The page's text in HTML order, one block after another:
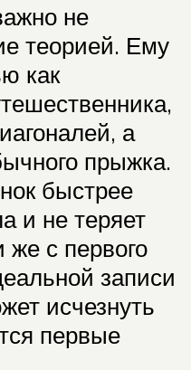
не
теорией. Ему
как
а
прыжка.
быстрее
и не теряет
с первого
записи
исчезнуть
первые